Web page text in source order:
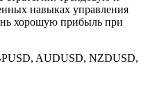
навыках управления
хорошую прибыль при
AUDUSD, NZDUSD,